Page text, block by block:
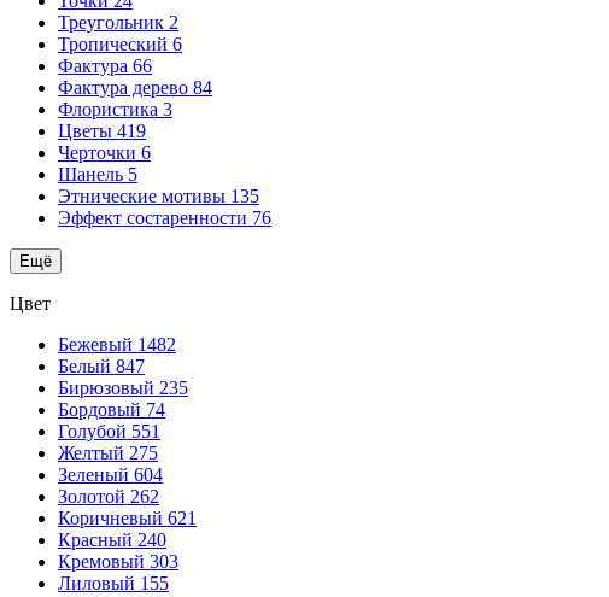
Треугольник 2
Тропический 6
Фактура 66
Фактура дерево 84
Флористика 3
Цветы 419
Черточки 6
Шанель 5
Этнические мотивы 135
Эффект состаренности 76
Ещё
Цвет
Бежевый 1482
Белый 847
Бирюзовый 235
Бордовый 74
Голубой 551
Желтый 275
Зеленый 604
Золотой 262
Коричневый 621
Красный 240
Кремовый 303
Лиловый 155